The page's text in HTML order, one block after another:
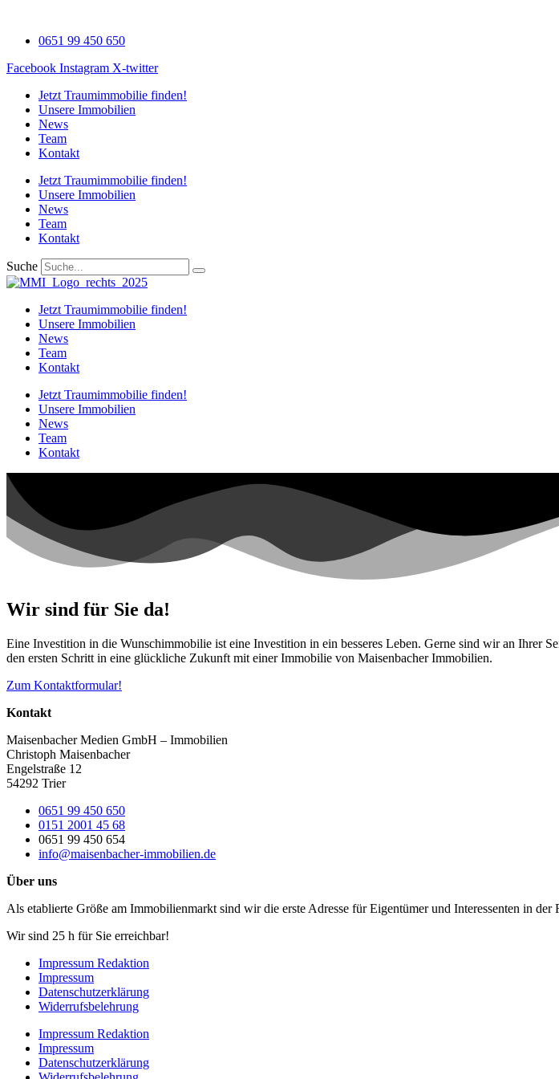
wechseln0651 99 450 650
Facebook Instagram X-twitter
Jetzt Traumimmobilie finden!​
Unsere Immobilien
News
Team
Kontakt
Jetzt Traumimmobilie finden!​
Unsere Immobilien
News
Team
Kontakt
Suche
Jetzt Traumimmobilie finden!​
Unsere Immobilien
News
Team
Kontakt
Jetzt Traumimmobilie finden!​
Unsere Immobilien
News
Team
Kontakt
Wir sind für Sie da!
Eine Investition in die Wunschimmobilie ist eine Investition in ein besseres Leben. Gerne sind wir an Ihrer
den ersten Schritt in eine glückliche Zukunft mit einer Immobilie von Maisenbacher Immobilien.
Zum Kontaktformular!
Kontakt
Maisenbacher Medien GmbH – Immobilien
Christoph Maisenbacher
Engelstraße 12
54292 Trier
0651 99 450 650
0151 2001 45 68
0651 99 450 654
info@maisenbacher-immobilien.de
Über uns
Als etablierte Größe am Immobilienmarkt sind wir die erste Adresse für Eigentümer und Interessenten in
Wir sind 25 h für Sie erreichbar!
Impressum Redaktion
Impressum
Datenschutzerklärung
Widerrufsbelehrung
Impressum Redaktion
Impressum
Datenschutzerklärung